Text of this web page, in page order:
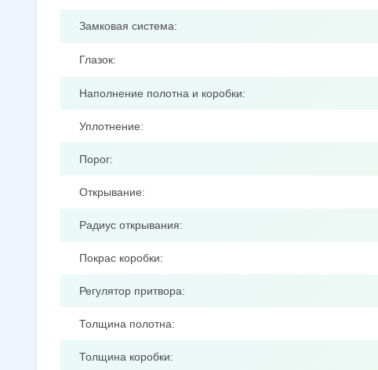
Замковая система:
Глазок:
Наполнение полотна и коробки:
Уплотнение:
Порог:
Открывание:
Радиус открывания:
Покрас коробки:
Регулятор притвора:
Толщина полотна:
Толщина коробки: